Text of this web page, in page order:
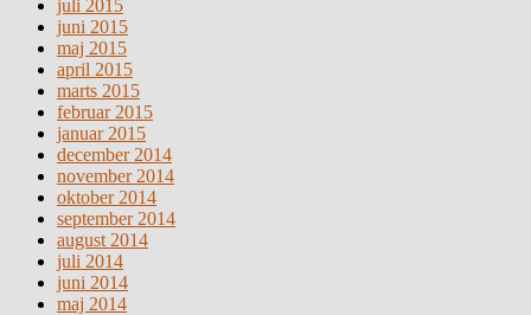
juli 2015
juni 2015
maj 2015
april 2015
marts 2015
februar 2015
januar 2015
december 2014
november 2014
oktober 2014
september 2014
august 2014
juli 2014
juni 2014
maj 2014